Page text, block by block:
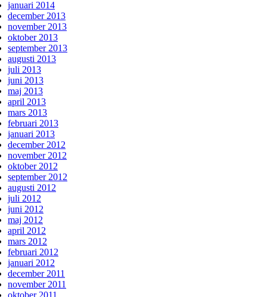
januari 2014
december 2013
november 2013
oktober 2013
september 2013
augusti 2013
juli 2013
juni 2013
maj 2013
april 2013
mars 2013
februari 2013
januari 2013
december 2012
november 2012
oktober 2012
september 2012
augusti 2012
juli 2012
juni 2012
maj 2012
april 2012
mars 2012
februari 2012
januari 2012
december 2011
november 2011